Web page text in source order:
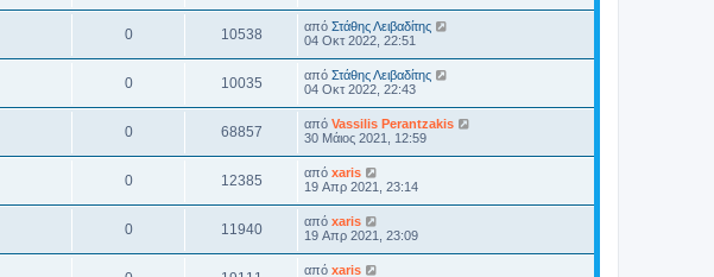
0 10538 από Στάθης Λειβαδίτης
04 Οκτ 2022, 22:51
0 10035 από Στάθης Λειβαδίτης
04 Οκτ 2022, 22:43
0 68857 από Vassilis Perantzakis
30 Μάιος 2021, 12:59
0 12385 από xaris
19 Απρ 2021, 23:14
0 11940 από xaris
19 Απρ 2021, 23:09
από xaris